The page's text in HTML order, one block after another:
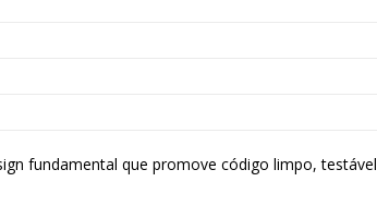
fundamental que promove código limpo, testável